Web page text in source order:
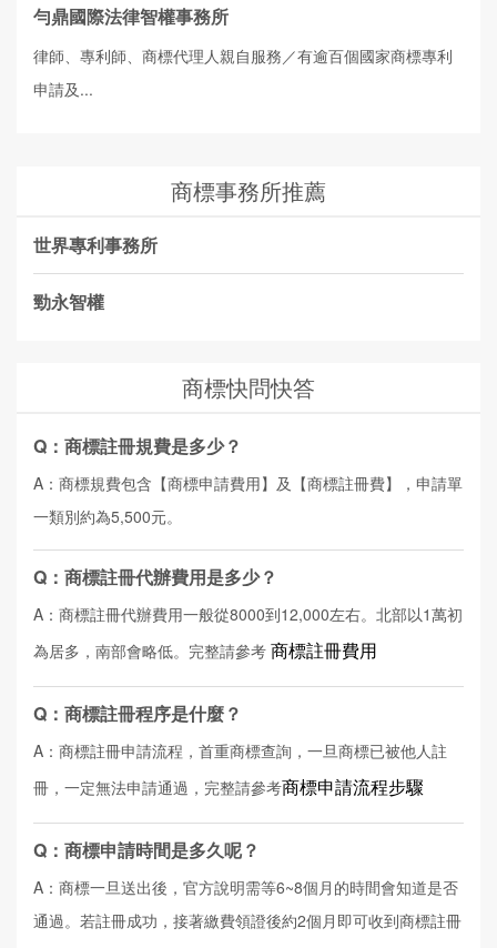
勻鼎國際法律智權事務所
律師、專利師、商標代理人親自服務／有逾百個國家商標專利
申請及...
商標事務所推薦
世界專利事務所
勁永智權
商標快問快答
Q：商標註冊規費是多少？
A：商標規費包含【商標申請費用】及【商標註冊費】，申請單
一類別約為5,500元。
Q：商標註冊代辦費用是多少？
A：商標註冊代辦費用一般從8000到12,000左右。北部以1萬初
為居多，南部會略低。完整請參考 商標註冊費用
Q：商標註冊程序是什麼？
A：商標註冊申請流程，首重商標查詢，一旦商標已被他人註
冊，一定無法申請通過，完整請參考商標申請流程步驟
Q：商標申請時間是多久呢？
A：商標一旦送出後，官方說明需等6~8個月的時間會知道是否
通過。若註冊成功，接著繳費領證後約2個月即可收到商標註冊